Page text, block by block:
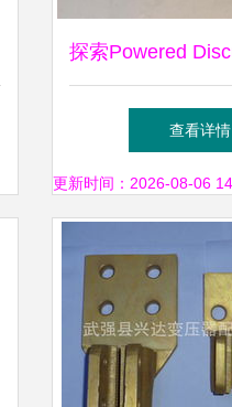
探索Powered
变压器与电机
查看详情
更新时间：2026-08-06